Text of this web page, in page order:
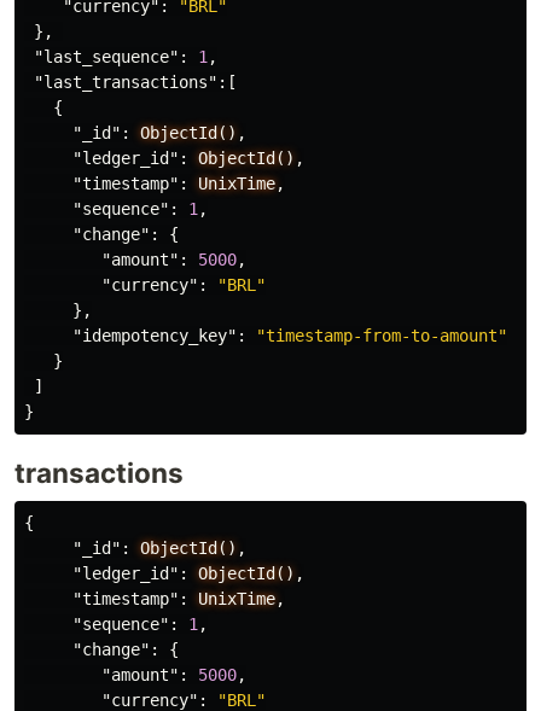
"currency" :
"BRL"
},
"last_sequence" : 1 ,
"last_transactions" :[
{
"_id" : ObjectId() ,
"ledger_id" : ObjectId() ,
"timestamp" : UnixTime,
"sequence" : 1 ,
"change" :
{
"amount" : 5000,
"currency" :
"BRL"
},
"idempotency_key" :
"timestamp-from-to-amount"
}
]
}
transactions
{
"_id" : ObjectId() ,
"ledger_id" : ObjectId() ,
"timestamp" : UnixTime,
"sequence" : 1 ,
"change" :
{
"amount" : 5000,
"currency" :
"BRL"